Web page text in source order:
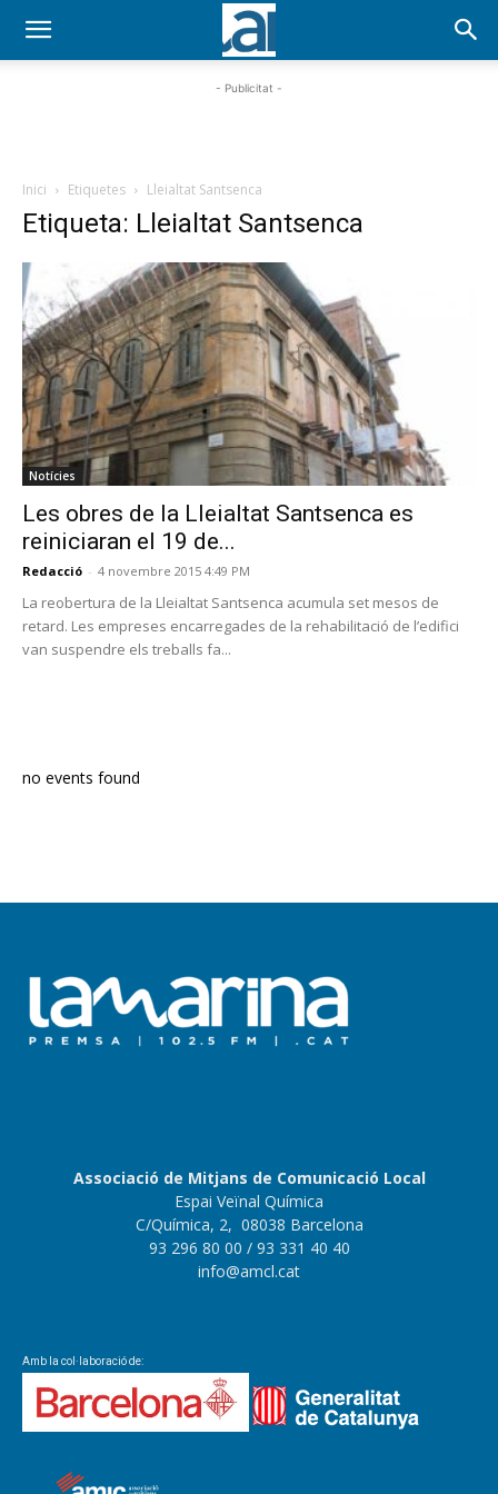
- Publicitat -
Inici Etiquetes Lleialtat Santsenca
Etiqueta: Lleialtat Santsenca
Notícies
Les obres de la Lleialtat Santsenca es
reiniciaran el 19 de...
Redacció - 4 novembre 2015 4:49 PM
La reobertura de la Lleialtat Santsenca acumula set mesos de
retard. Les empreses encarregades de la rehabilitació de l’edifici
van suspendre els treballs fa...
no events found
Associació de Mitjans de Comunicació Local
Espai Veïnal Química
C/Química, 2, 08038 Barcelona
93 296 80 00 / 93 331 40 40
info@amcl.cat
Amb la col·laboració de: